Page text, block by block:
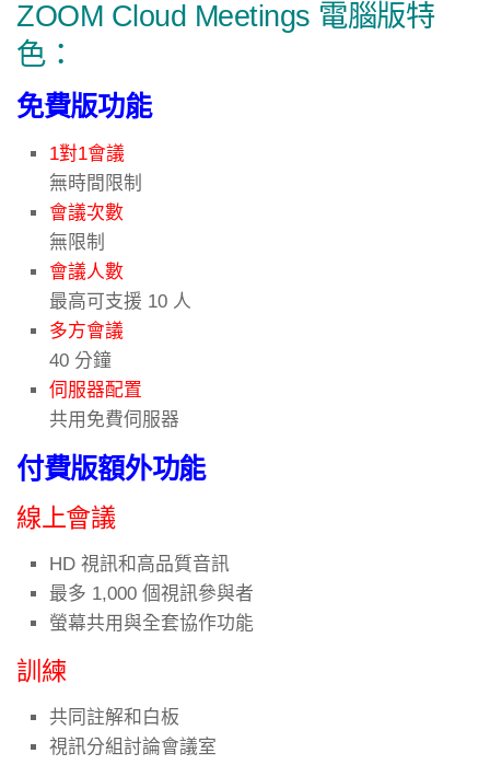
ZOOM Cloud Meetings 電腦版特
色：
免費版功能
1對1會議
無時間限制
會議次數
無限制
會議人數
最高可支援 10 人
多方會議
40 分鐘
伺服器配置
共用免費伺服器
付費版額外功能
線上會議
HD 視訊和高品質音訊
最多 1,000 個視訊參與者
螢幕共用與全套協作功能
訓練
共同註解和白板
視訊分組討論會議室